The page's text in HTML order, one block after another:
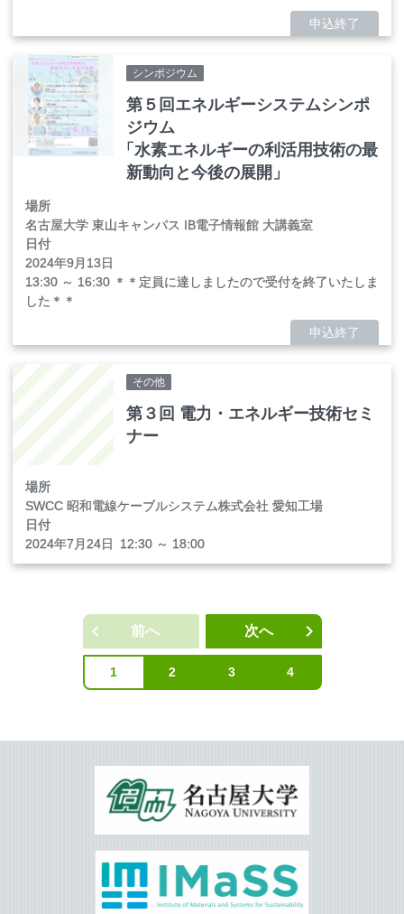
申込終了
シンポジウム
第５回エネルギーシステムシンポ
ジウム
「 水素エネルギーの利活用技術の最
新動向と今後の展開」
場所
名古屋大学 東山キャンパス IB電子情報館 大講義室
日付
2024年9月 13日
13:30 ～ 16:30 ＊＊定員に達しましたので受付を終了いたしま
した＊＊
申込終了
その他
第３回 電力・エネルギー技術セミ
ナー
場所
SWCC 昭和電線ケーブルシステム株式会社 愛知工場
日付
2024年7月 24日 12:30 ～ 18:00
投
ビ
ョ
前へ
1 2 3 4
次へ